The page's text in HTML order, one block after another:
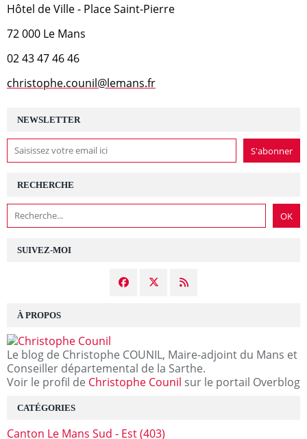
NEWSLETTER
SUIVEZ-MOI
RECHERCHE
À PROPOS
Le blog de Christophe COUNIL, Maire-adjoint du Mans et
Conseiller départemental de la Sarthe.
Voir le profil de Christophe Counil sur le portail Overblog
CATÉGORIES
Canton Le Mans Sud - Est(403)
Hôtel de Ville - Place Saint-Pierre
72 000 Le Mans
02 43 47 46 46
christophe.counil@lemans.fr